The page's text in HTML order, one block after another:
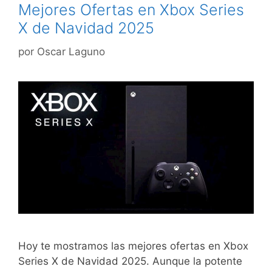
Mejores Ofertas en Xbox Series
X de Navidad 2025
por Oscar Laguno
Hoy te mostramos las mejores ofertas en Xbox
Series X de Navidad 2025. Aunque la potente